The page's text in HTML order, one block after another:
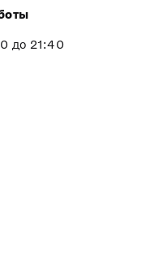
до 21:40